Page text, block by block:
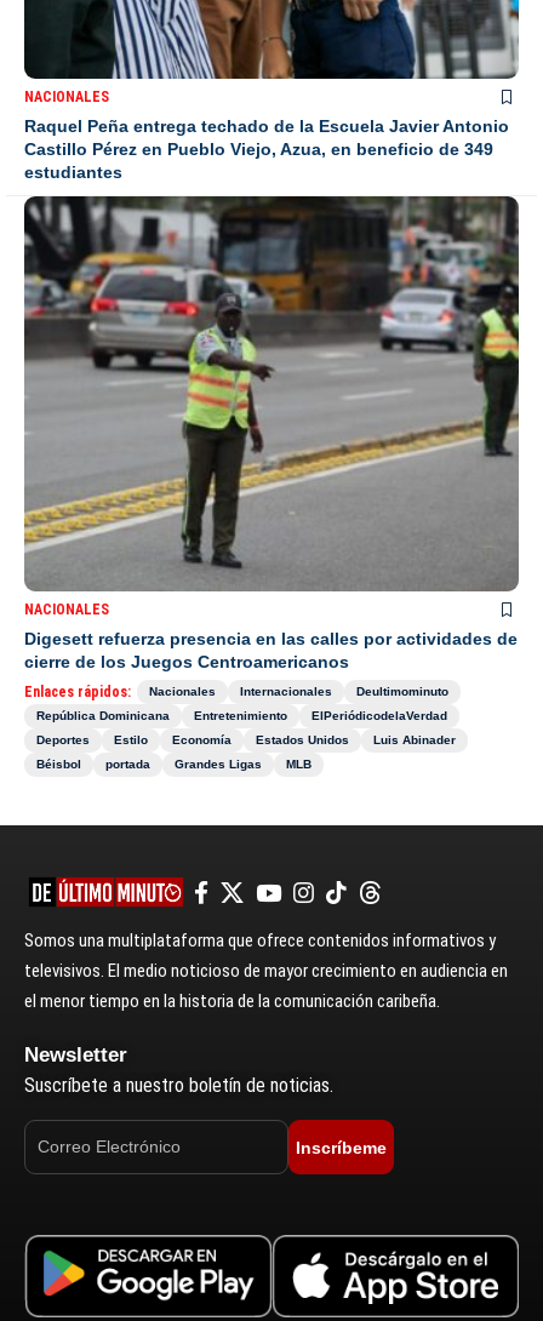
NACIONALES
Raquel Peña entrega techado de la Escuela Javier Antonio
Castillo Pérez en Pueblo Viejo, Azua, en beneficio de 349
estudiantes
NACIONALES
Digesett refuerza presencia en las calles por actividades de
cierre de los Juegos Centroamericanos
Enlaces rápidos: Nacionales Internacionales
Deultimominuto
República Dominicana
Entretenimiento
ElPeriódicodelaVerdad
Deportes
Estilo Economía Estados Unidos
Luis Abinader
Béisbol
portada Grandes Ligas MLB
Somos una multiplataforma que ofrece contenidos informativos y
televisivos. El medio noticioso de mayor crecimiento en audiencia en
el menor tiempo en la historia de la comunicación caribeña.
Newsletter
Suscríbete a nuestro boletín de noticias.
Inscríbeme